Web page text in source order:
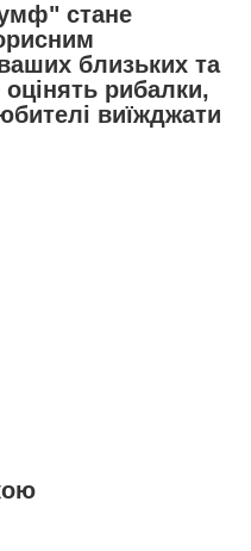
стане
близьких та
рибалки,
виїжджати